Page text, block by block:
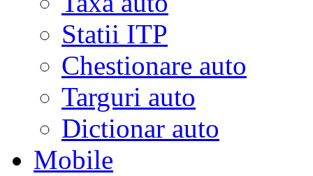
Statii ITP
Chestionare auto
Targuri auto
Dictionar auto
Mobile